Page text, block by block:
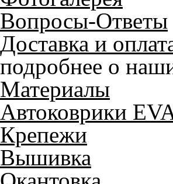
Вопросы-Ответы
Доставка и
подробнее о
Материалы
Автоковрики
Крепежи
Вышивка